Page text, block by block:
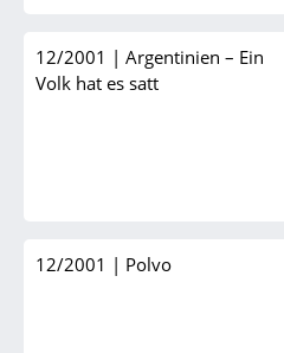
12/2001 | Argentinien – Ein
Volk hat es satt
12/2001 | Polvo